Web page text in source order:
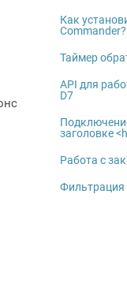
Как
Commander?
Таймер
API для
D7
заголовке
Работа с
Фильтрация